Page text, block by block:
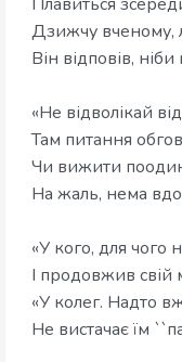
Дзижчу вченому,
Він відповів,
«Не відволікай
Там питання
Чи вижити
На жаль, нема
«У кого, для чого
І продовжив свій
«У колег. Надто
Не вистачає їм